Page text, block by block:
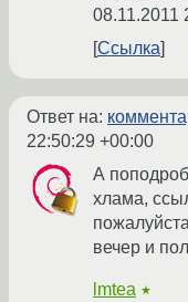
08.11.2011
Ссылка
Ответ на:
22:50:29 +00:00
А
хлама,
вечер и
lmtea ★